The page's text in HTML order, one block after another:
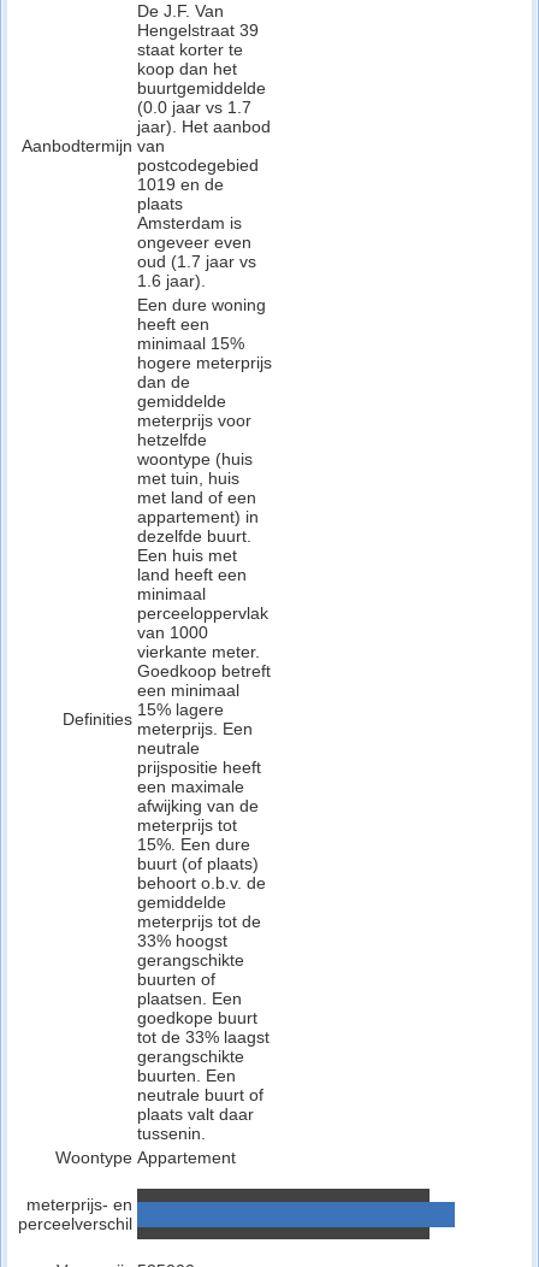
Aanbodtermijn
De J.F. Van
Hengelstraat 39
staat korter te
koop dan het
buurtgemiddelde
(0.0 jaar vs 1.7
jaar). Het aanbod
van
postcodegebied
1019 en de
plaats
Amsterdam is
ongeveer even
oud (1.7 jaar vs
1.6 jaar).
Definities
Een dure woning
heeft een
minimaal 15%
hogere meterprijs
dan de
gemiddelde
meterprijs voor
hetzelfde
woontype (huis
met tuin, huis
met land of een
appartement) in
dezelfde buurt.
Een huis met
land heeft een
minimaal
perceeloppervlak
van 1000
vierkante meter.
Goedkoop betreft
een minimaal
15% lagere
meterprijs. Een
neutrale
prijspositie heeft
een maximale
afwijking van de
meterprijs tot
15%. Een dure
buurt (of plaats)
behoort o.b.v. de
gemiddelde
meterprijs tot de
33% hoogst
gerangschikte
buurten of
plaatsen. Een
goedkope buurt
tot de 33% laagst
gerangschikte
buurten. Een
neutrale buurt of
plaats valt daar
tussenin.
Woontype Appartement
meterprijs- en
perceelverschil